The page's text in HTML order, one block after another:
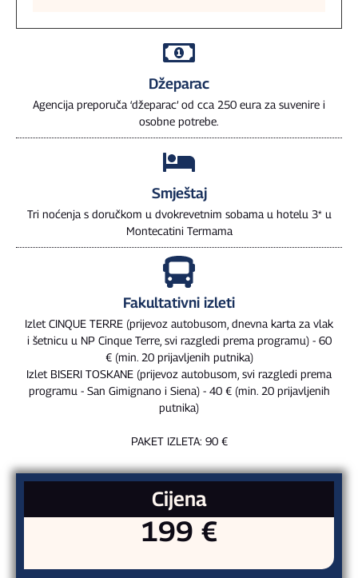
Džeparac
Agencija preporuča ‘džeparac’ od cca 250 eura za suvenire i
osobne potrebe.
Smještaj
Tri noćenja s doručkom u dvokrevetnim sobama u hotelu 3* u
Montecatini Termama
Fakultativni izleti
Izlet CINQUE TERRE (prijevoz autobusom, dnevna karta za vlak
i šetnicu u NP Cinque Terre, svi razgledi prema programu) - 60
€ (min. 20 prijavljenih putnika)
Izlet BISERI TOSKANE (prijevoz autobusom, svi razgledi prema
programu - San Gimignano i Siena) - 40 € (min. 20 prijavljenih
putnika)
PAKET IZLETA: 90 €
Cijena
199 €